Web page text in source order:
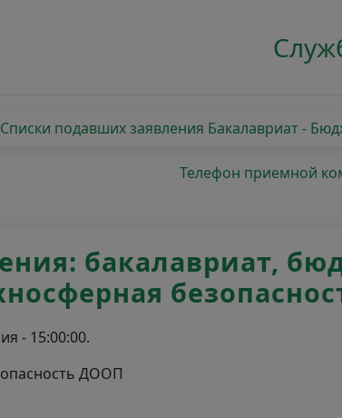
Списки подавших заявления Бакалавриат -
Телефон приемной
бакалавриат,
- 15:00:00.
ДООП